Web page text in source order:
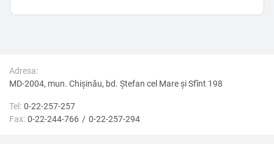
Adresa:
MD-2004, mun. Chișinău, bd. Ştefan cel Mare şi Sfînt 198
Tel: 0-22-257-257
Fax: 0-22-244-766 0-22-257-294